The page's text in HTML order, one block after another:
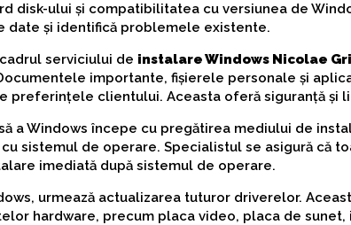
disk-ului și compatibilitatea cu versiunea de
date și identifică problemele existente.
serviciului de instalare Windows Nicolae
importante, fișierele personale și
preferințele clientului. Aceasta oferă siguranță și
a Windows începe cu pregătirea mediului de
cu sistemul de operare. Specialistul se asigură că
imediată după sistemul de operare.
urmează actualizarea tuturor driverelor.
hardware, precum placa video, placa de